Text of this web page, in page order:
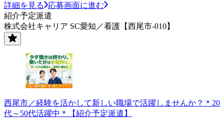
詳細を見る
応募画面に進む
紹介予定派遣
株式会社キャリア SC愛知／看護【西尾市-010】
西尾市／経験を活かして新しい職場で活躍しませんか？＊20
代～50代活躍中＊【紹介予定派遣】